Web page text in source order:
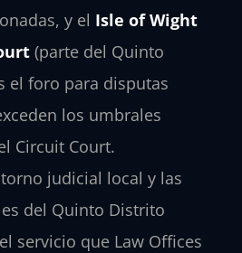
y el Isle of Wight
(parte del Quinto
el foro para disputas
los umbrales
Circuit Court.
judicial local y las
del Quinto Distrito
servicio que Law Offices